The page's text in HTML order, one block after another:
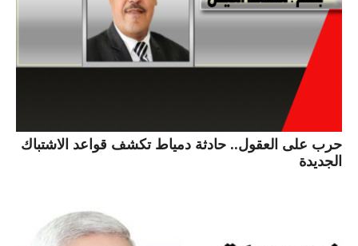
حرب على العقول.. حادثة دمياط تكشف قواعد الاشتباك
الجديدة